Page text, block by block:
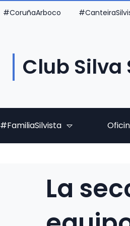
#CoruñaArboco
Club Silva
#FamiliaSilvista
La